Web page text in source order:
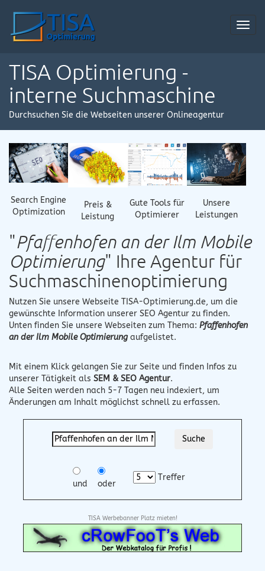
TISA Optimierung -
interne Suchmaschine
Durchsuchen Sie die Webseiten unserer Onlineagentur
Search Engine
Optimization
Preis &
Leistung
Gute Tools für
Optimierer
Unsere
Leistungen
"Pfaffenhofen an der Ilm Mobile
Optimierung" Ihre Agentur für
Suchmaschinenoptimierung
Nutzen Sie unsere Webseite TISA-Optimierung.de, um die
gewünschte Information unserer SEO Agentur zu finden.
Unten finden Sie unsere Webseiten zum Thema: Pfaffenhofen
an der Ilm Mobile Optimierungaufgelistet.
Mit einem Klick gelangen Sie zur Seite und finden Infos zu
unserer Tätigkeit als SEM & SEO Agentur.
Alle Seiten werden nach 5-7 Tagen neu indexiert, um
Änderungen am Inhalt möglichst schnell zu erfassen.
und oder
Treffer
TISA Werbebanner Platz mieten!